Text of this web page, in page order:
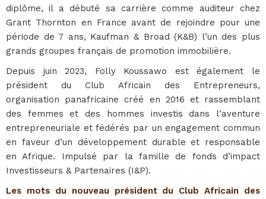
diplôme, il a débuté sa carrière comme auditeur chez
Grant Thornton en France avant de rejoindre pour une
période de 7 ans, Kaufman & Broad (K&B) l’un des plus
grands groupes français de promotion immobilière.
Depuis juin 2023, Folly Koussawo est également le
président du Club Africain des Entrepreneurs,
organisation panafricaine créé en 2016 et rassemblant
des femmes et des hommes investis dans l’aventure
entrepreneuriale et fédérés par un engagement commun
en faveur d’un développement durable et responsable
en Afrique. Impulsé par la famille de fonds d’impact
Investisseurs & Partenaires (I&P).
Les mots du nouveau président du Club Africain des